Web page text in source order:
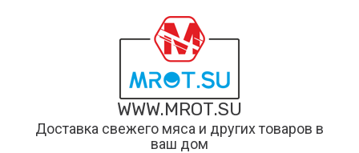
WWW.MROT.SU
Доставка свежего мяса и других товаров в
ваш дом